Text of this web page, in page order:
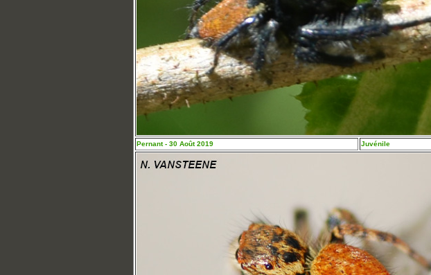
Pernant - 30 Août 2019 Juvénile